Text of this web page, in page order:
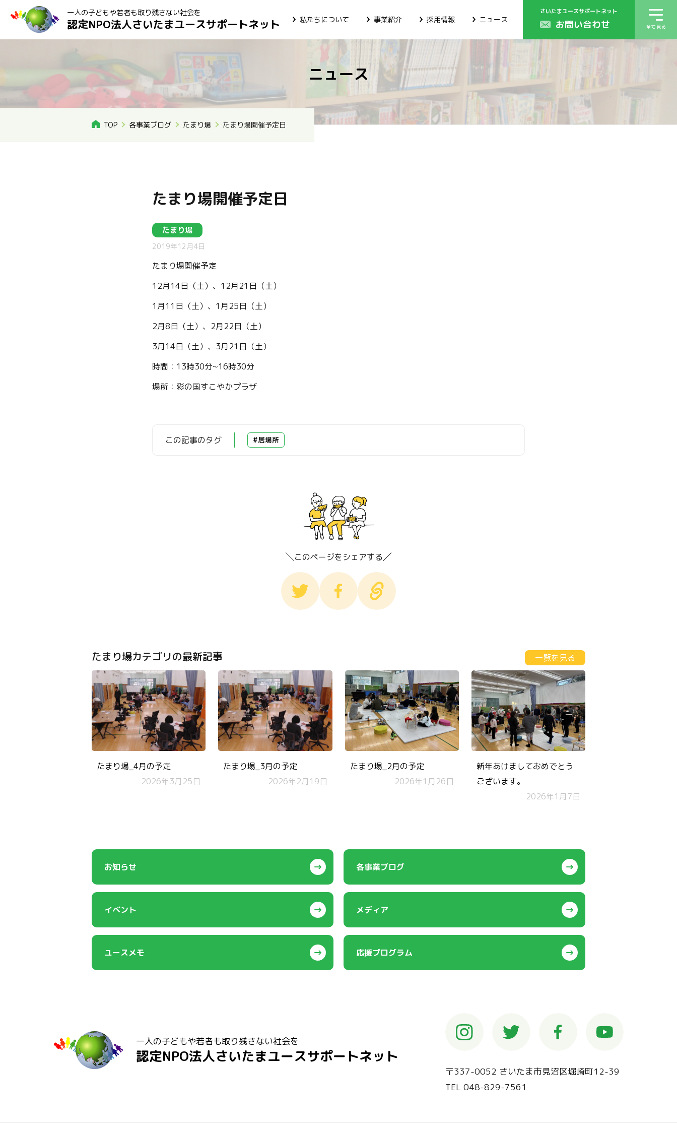
一人の子どもや若者も取り残さない社会を
認定NPO法人さいたまユースサポートネット 私たちについて 事業紹介 採用情報 ニュース
さいたまユースサポートネット
お問い合わせ 全て見る
ニュース
TOP 各事業ブログ たまり場 たまり場開催予定日
たまり場開催予定日
たまり場
2019年12月4日
たまり場開催予定
12月14日（土）、12月21日（土）
1月11日（土）、1月25日（土）
2月8日（土）、2月22日（土）
3月14日（土）、3月21日（土）
時間：13時30分~16時30分
場所：彩の国すこやかプラザ
この記事のタグ #居場所
このページをシェアする
たまり場カテゴリの最新記事 一覧を見る
たまり場_4月の予定
2026年3月25日
たまり場_3月の予定
2026年2月19日
たまり場_2月の予定
2026年1月26日
新年あけましておめでとう
ございます。
2026年1月7日
お知らせ 各事業ブログ
イベント メディア
ユースメモ 応援プログラム
一人の子どもや若者も取り残さない社会を
認定NPO法人さいたまユースサポートネット
〒337-0052 さいたま市見沼区堀崎町12-39
TEL 048-829-7561